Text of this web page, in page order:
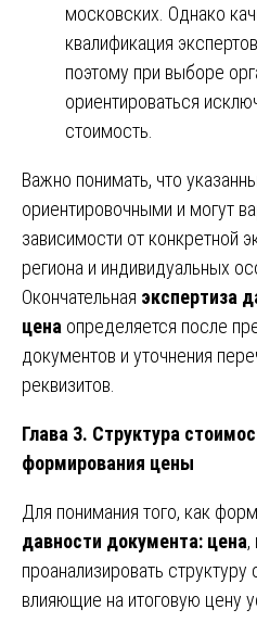
московских. Однако
квалификация
поэтому при выборе
ориентироваться
стоимость.
Важно понимать, что
ориентировочными и могут
зависимости от конкретной
региона и индивидуальных
Окончательная экспертиза
цена определяется после
документов и уточнения
реквизитов.
Глава 3. Структура
формирования цены
Для понимания того, как
давности документа: цена,
проанализировать структуру
влияющие на итоговую цену